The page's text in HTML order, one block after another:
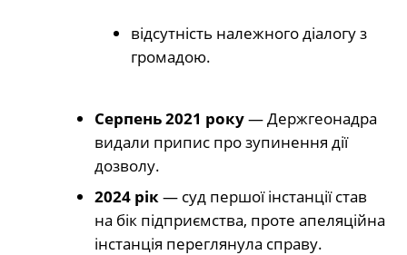
відсутність належного діалогу з
громадою.
Серпень 2021 року— Держгеонадра
видали припис про зупинення дії
дозволу.
2024 рік — суд першої інстанції став
на бік підприємства, проте апеляційна
інстанція переглянула справу.